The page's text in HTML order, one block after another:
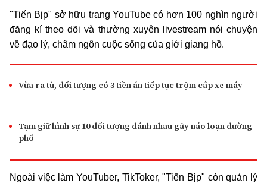
"Tiến Bịp" sở hữu trang YouTube có hơn 100 nghìn người
đăng kí theo dõi và thường xuyên livestream nói chuyện
về đạo lý, châm ngôn cuộc sống của giới giang hồ.
Vừa ra tù, đối tượng có 3 tiền án tiếp tục trộm cắp xe máy
Tạm giữ hình sự 10 đối tượng đánh nhau gây náo loạn đường
phố
Ngoài việc làm YouTuber, TikToker, "Tiến Bịp" còn quản lý